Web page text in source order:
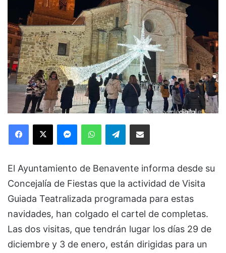
Facebook
X MessengerWhatsAppTelegramCompartir via Email
El Ayuntamiento de Benavente informa desde su
Concejalía de Fiestas que la actividad de Visita
Guiada Teatralizada programada para estas
navidades, han colgado el cartel de completas.
Las dos visitas, que tendrán lugar los días 29 de
diciembre y 3 de enero, están dirigidas para un